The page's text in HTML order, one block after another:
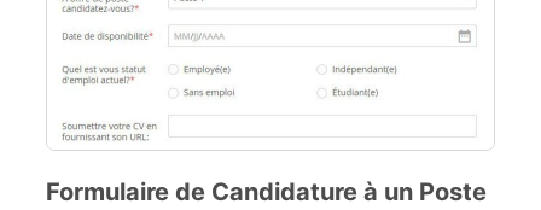
Formulaire de Candidature à un Poste